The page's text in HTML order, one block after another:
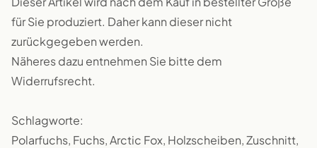
für Sie produziert. Daher kann dieser nicht
zurückgegeben werden.
Näheres dazu entnehmen Sie bitte dem
Widerrufsrecht.
Schlagworte:
Polarfuchs, Fuchs, Arctic Fox, Holzscheiben, Zuschnitt,